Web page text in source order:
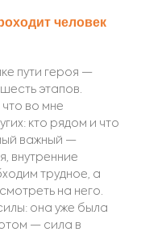
человек
пути героя —
этапов.
что во мне
кто рядом и что
важный —
внутренние
трудное, а
на него.
она уже была
— сила в